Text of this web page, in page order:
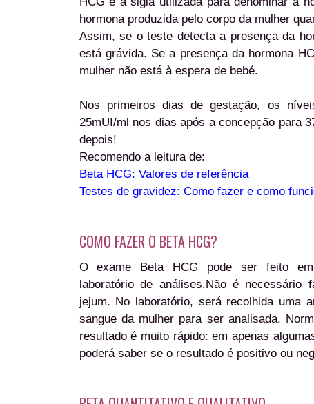
hormona produzida pelo corpo da mulher
Assim, se o teste detecta a presença da
está grávida. Se a presença da hormona
mulher não está à espera de bebé.
Nos primeiros dias de gestação, os
25mUI/ml nos dias após a concepção para
depois!
Recomendo a leitura de:
Beta HCG: Valores de referência
Testes de gravidez: Como fazer e como
COMO FAZER O BETA HCG?
O exame Beta HCG pode ser feito em
laboratório de análises.Não é necessário
jejum. No laboratório, será recolhida uma
sangue da mulher para ser analisada.
resultado é muito rápido: em apenas
poderá saber se o resultado é positivo ou